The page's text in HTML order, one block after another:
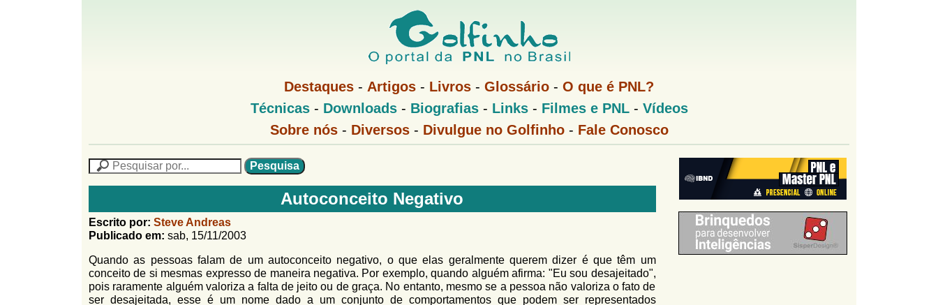
Pular
para
o
principal
l
f
i
n
h
o
Destaques - Artigos - Livros - Glossário - O que é PNL?
N
L
Técnicas- Downloads- Biografias- Links- Filmes e PNL- Vídeos
o
o
M
n
u
Sobre nós- Diversos- Divulgue no Golfinho- Fale Conosco
F
r
m
u
l
e
u
i
a
n
o
G
Autoconceito Negativo
Escrito por: Steve Andreas
Publicado em: sab, 15/11/2003
Quando as pessoas falam de um autoconceito negativo, o que elas geralmente querem dizer é que têm um
conceito de si mesmas expresso de maneira negativa. Por exemplo, quando alguém afirma: "Eu sou desajeitado",
pois raramente alguém valoriza a falta de jeito ou de graça. No entanto, mesmo se a pessoa não valoriza o fato de
ser desajeitada, esse é um nome dado a um conjunto de comportamentos que podem ser representados